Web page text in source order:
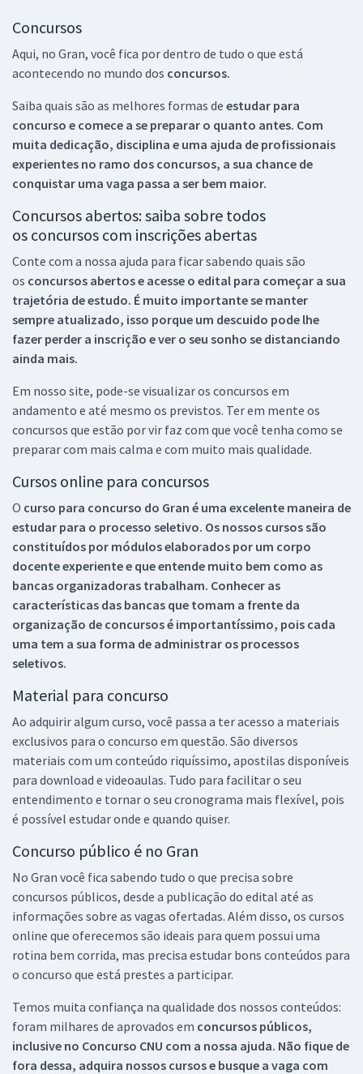
Concursos
Aqui, no Gran, você fica por dentro de tudo o que está
acontecendo no mundo dos concursos.
Saiba quais são as melhores formas de estudar para
concurso e comece a se preparar o quanto antes. Com
muita dedicação, disciplina e uma ajuda de profissionais
experientes no ramo dos concursos, a sua chance de
conquistar uma vaga passa a ser bem maior.
Concursos abertos: saiba sobre todos
os concursos com inscrições abertas
Conte com a nossa ajuda para ficar sabendo quais são
os concursos abertos e acesse o edital para começar a sua
trajetória de estudo. É muito importante se manter
sempre atualizado, isso porque um descuido pode lhe
fazer perder a inscrição e ver o seu sonho se distanciando
ainda mais.
Em nosso site, pode-se visualizar os concursos em
andamento e até mesmo os previstos. Ter em mente os
concursos que estão por vir faz com que você tenha como se
preparar com mais calma e com muito mais qualidade.
Cursos online para concursos
O curso para concurso do Gran é uma excelente maneira de
estudar para o processo seletivo. Os nossos cursos são
constituídos por módulos elaborados por um corpo
docente experiente e que entende muito bem como as
bancas organizadoras trabalham. Conhecer as
características das bancas que tomam a frente da
organização de concursos é importantíssimo, pois cada
uma tem a sua forma de administrar os processos
seletivos.
Material para concurso
Ao adquirir algum curso, você passa a ter acesso a materiais
exclusivos para o concurso em questão. São diversos
materiais com um conteúdo riquíssimo, apostilas disponíveis
para download e videoaulas. Tudo para facilitar o seu
entendimento e tornar o seu cronograma mais flexível, pois
é possível estudar onde e quando quiser.
Concurso público é no Gran
No Gran você fica sabendo tudo o que precisa sobre
concursos públicos, desde a publicação do edital até as
informações sobre as vagas ofertadas. Além disso, os cursos
online que oferecemos são ideais para quem possui uma
rotina bem corrida, mas precisa estudar bons conteúdos para
o concurso que está prestes a participar.
Temos muita confiança na qualidade dos nossos conteúdos:
foram milhares de aprovados em concursos públicos,
inclusive no Concurso CNU com a nossa ajuda. Não fique de
fora dessa, adquira nossos cursos e busque a vaga com